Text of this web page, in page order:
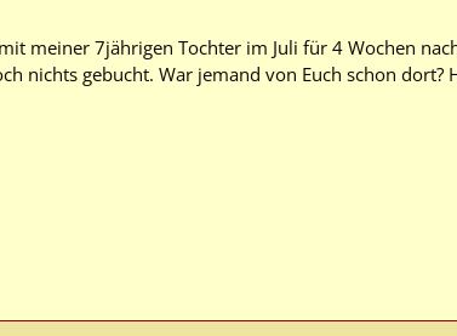
meiner 7jährigen Tochter im Juli für 4 Wochen
nichts gebucht. War jemand von Euch schon